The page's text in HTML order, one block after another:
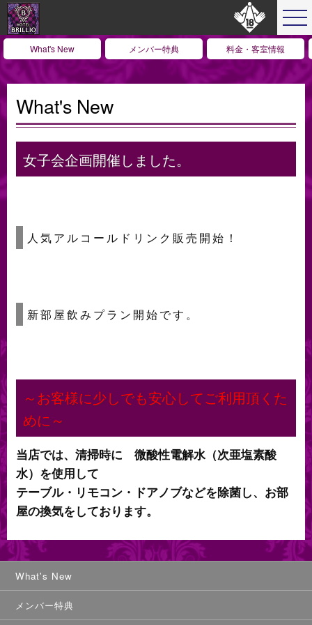
What's New メンバー特典 料金・客室情報
What's New
女子会企画開催しました。
人気アルコールドリンク販売開始！
新部屋飲みプラン開始です。
～お客様に少しでも安心してご利用頂くた
めに～
当店では、清掃時に 微酸性電解水（次亜塩素酸
水）を使用して
テーブル・リモコン・ドアノブなどを除菌し、お部
屋の換気をしております。
What's New
メンバー特典